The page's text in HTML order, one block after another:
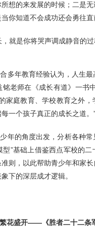
想的来发展的时候；二是
你知道不会成功还会勇往直
，就是你将哭声调成静音的过
多年教育经验认为，人生
铭老师在《成长有道》一书
家庭教育、学校教育之外
一个孩子真正的成长之道。
年的角度出发，分析各种
型”基础上借鉴西点军校的
则，以此帮助青少年和家
下的深层成才逻辑。
花盛开——《胜者二十二条